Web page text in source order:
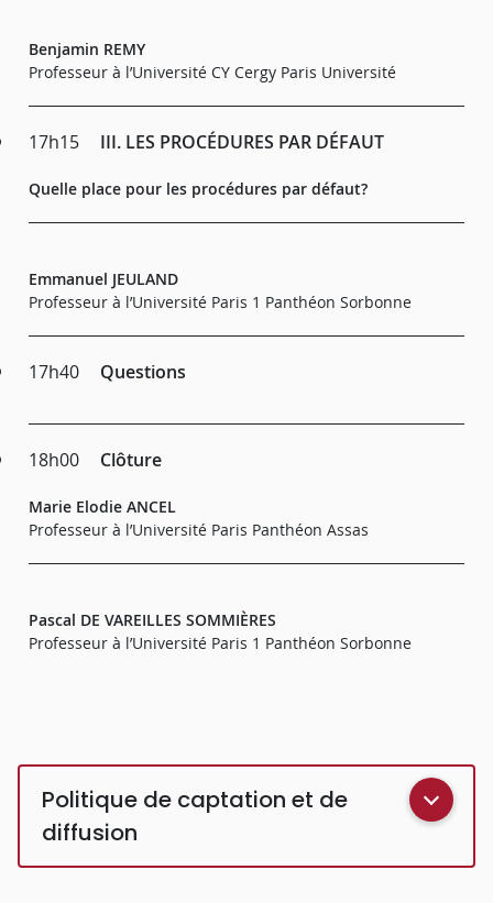
Benjamin REMY
Professeur à l’Université CY Cergy Paris Université
17h15 III. LES PROCÉDURES PAR DÉFAUT
Quelle place pour les procédures par défaut?
Emmanuel JEULAND
Professeur à l’Université Paris 1 Panthéon Sorbonne
17h40 Questions
18h00 Clôture
Marie Elodie ANCEL
Professeur à l’Université Paris Panthéon Assas
Pascal DE VAREILLES SOMMIÈRES
Professeur à l’Université Paris 1 Panthéon Sorbonne
Politique de captation et de
diffusion